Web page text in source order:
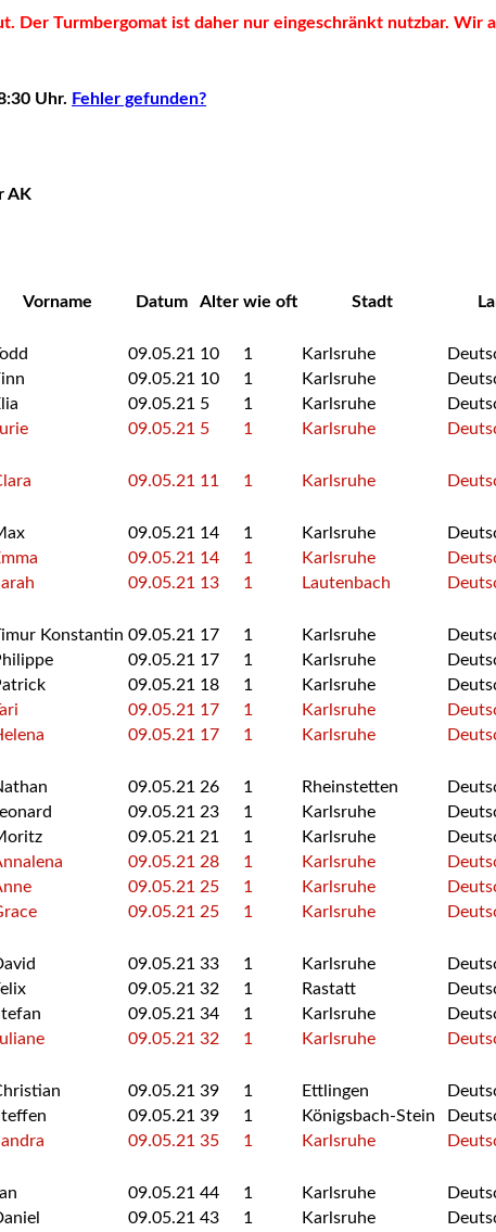
Der Turmbergomat ist daher nur eingeschränkt nutzbar. Wir
Uhr. Fehler gefunden?
AK
Vorname Datum Alter wie oft Stadt
09.05.21 10 1 Karlsruhe
09.05.21 10 1 Karlsruhe
09.05.21 5 1 Karlsruhe
09.05.21 5 1 Karlsruhe
09.05.21 11 1 Karlsruhe
09.05.21 14 1 Karlsruhe
09.05.21 14 1 Karlsruhe
09.05.21 13 1 Lautenbach
Konstantin 09.05.21 17 1 Karlsruhe
09.05.21 17 1 Karlsruhe
09.05.21 18 1 Karlsruhe
09.05.21 17 1 Karlsruhe
09.05.21 17 1 Karlsruhe
09.05.21 26 1 Rheinstetten
09.05.21 23 1 Karlsruhe
09.05.21 21 1 Karlsruhe
09.05.21 28 1 Karlsruhe
09.05.21 25 1 Karlsruhe
09.05.21 25 1 Karlsruhe
09.05.21 33 1 Karlsruhe
09.05.21 32 1 Rastatt
09.05.21 34 1 Karlsruhe
09.05.21 32 1 Karlsruhe
09.05.21 39 1 Ettlingen
09.05.21 39 1 Königsbach-Stein
09.05.21 35 1 Karlsruhe
09.05.21 44 1 Karlsruhe
09.05.21 43 1 Karlsruhe